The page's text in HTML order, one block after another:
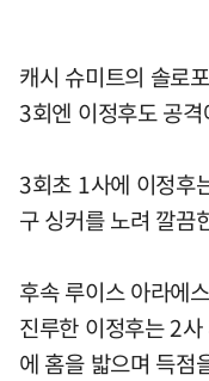
캐시 슈미트의 솔로
3회엔 이정후도 공
3회초 1사에 이정후
구 싱커를 노려 깔끔
후속 루이스 아라에
진루한 이정후는 2
에 홈을 밟으며 득점